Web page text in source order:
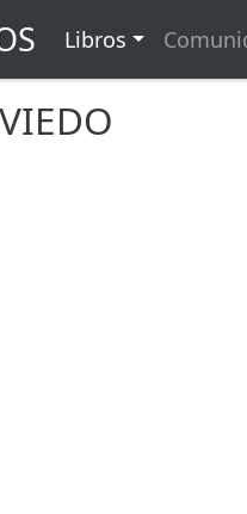
Libros